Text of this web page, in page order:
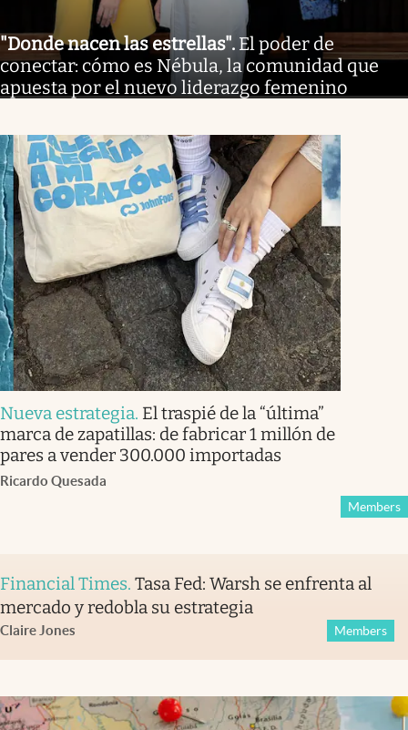
"Donde nacen las estrellas". El poder de
conectar: cómo es Nébula, la comunidad que
apuesta por el nuevo liderazgo femenino
Nueva estrategia. El traspié de la “última”
marca de zapatillas: de fabricar 1 millón de
pares a vender 300.000 importadas
Ricardo Quesada
Members
Financial Times. Tasa Fed: Warsh se enfrenta al
mercado y redobla su estrategia
Claire Jones Members